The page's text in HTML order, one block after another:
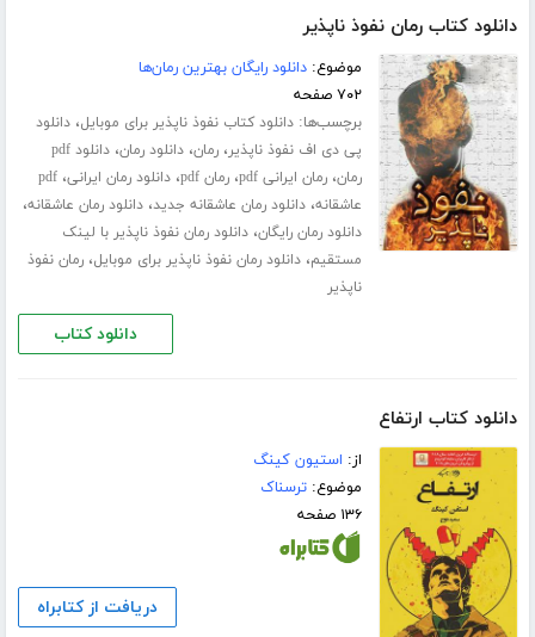
دانلود کتاب رمان نفوذ ناپذیر
موضوع:دانلود رایگان بهترین رمان‌ها
۷۰۲ صفحه
برچسب‌ها:دانلود کتاب نفوذ ناپذیر برای موبایل،دانلود
پی دی اف نفوذ ناپذیر،رمان،دانلود رمان،
دانلود pdf
رمان،رمان ایرانی pdf ،رمان pdf ،دانلود رمان ایرانی،pdf
عاشقانه،دانلود رمان عاشقانه جدید،دانلود رمان عاشقانه،
دانلود رمان رایگان،دانلود رمان نفوذ ناپذیر با لینک
مستقیم،دانلود رمان نفوذ ناپذیر برای موبایل،رمان نفوذ
ناپذیر
دانلود کتاب
دانلود کتاب ارتفاع
از: استیون کینگ
موضوع:ترسناک
۱۳۶ صفحه
دریافت از کتابراه